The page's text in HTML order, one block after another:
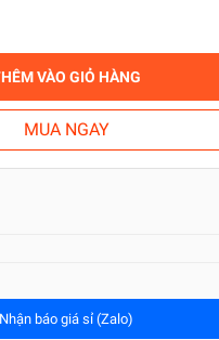
VÀO GIỎ HÀNG
MUA NGAY
Nhận báo giá sỉ (Zalo)